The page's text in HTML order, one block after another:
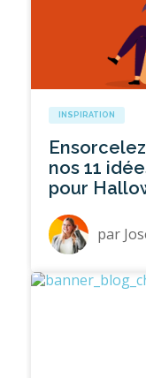
INSPIRATION
nos 11
pour
par